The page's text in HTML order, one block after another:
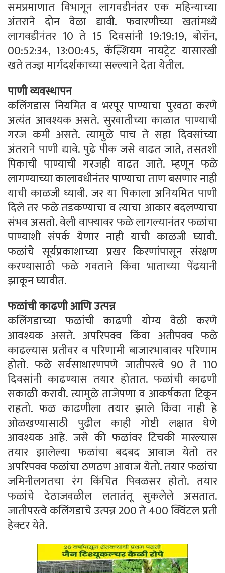
समप्रमाणात विभागून लागवडीनंतर एक महिन्याच्या
अंतराने दोन वेळा द्यावी. फवारणीच्या खतांमध्ये
लागवडीनंतर 10 ते 15 दिवसांनी 19:19:19, बोरॉन,
00:52:34, 13:00:45, कॅल्शियम नायट्रेट यासारखी
खते तज्ज्ञ मार्गदर्शकाच्या सल्ल्याने देता येतील.
पाणी व्यवस्थापन
कलिंगडास नियमित व भरपूर पाण्याचा पुरवठा करणे
अत्यंत आवश्यक असते. सुरवातीच्या काळात पाण्याची
गरज कमी असते. त्यामुळे पाच ते सहा दिवसांच्या
अंतराने पाणी द्यावे. पुढे पीक जसे वाढत जाते, तसतशी
पिकाची पाण्याची गरजही वाढत जाते. म्हणून फळे
लागण्याच्या कालावधीनंतर पाण्याचा ताण बसणार नाही
याची काळजी घ्यावी. जर या पिकाला अनियमित पाणी
दिले तर फळे तडकण्याचा व त्याचा आकार बदलण्याचा
संभव असतो. वेली वाफ्यावर फळे लागल्यानंतर फळांचा
पाण्याशी संपर्क येणार नाही याची काळजी घ्यावी.
फळांचे सूर्यप्रकाशाच्या प्रखर किरणांपासून संरक्षण
करण्यासाठी फळे गवताने किंवा भाताच्या पेंढयानी
झाकून घ्यावीत.
फळांची काढणी आणि उत्पन्न
कलिंगडाच्या फळांची काढणी योग्य वेळी करणे
आवश्यक असते. अपरिपक्व किंवा अतीपक्व फळे
काढल्यास प्रतीवर व परिणामी बाजारभावावर परिणाम
होतो. फळे सर्वसाधारणपणे जातीपरत्वे 90 ते 110
दिवसांनी काढण्यास तयार होतात. फळांची काढणी
सकाळी करावी. त्यामुळे ताजेपणा व आकर्षकता टिकून
राहतो. फळ काढणीला तयार झाले किंवा नाही हे
ओळखण्यासाठी पुढील काही गोष्टी लक्षात घेणे
आवश्यक आहे. जसे की फळांवर टिचकी मारल्यास
तयार झालेल्या फळांचा बदबद आवाज येतो तर
अपरिपक्व फळांचा ठणठण आवाज येतो. तयार फळांचा
जमिनीलगतचा रंग किंचित पिवळसर होतो. तयार
फळांचे देठाजवळील लतातंतू सुकलेले असतात.
जातीपरत्वे कलिंगडाचे उत्पन्न 200 ते 400 क्विंटल प्रती
हेक्टर येते.